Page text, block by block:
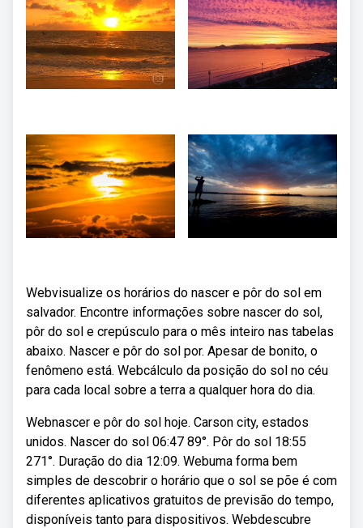
Webvisualize os horários do nascer e pôr do sol em
salvador. Encontre informações sobre nascer do sol,
pôr do sol e crepúsculo para o mês inteiro nas tabelas
abaixo. Nascer e pôr do sol por. Apesar de bonito, o
fenômeno está. Webcálculo da posição do sol no céu
para cada local sobre a terra a qualquer hora do dia.
Webnascer e pôr do sol hoje. Carson city, estados
unidos. Nascer do sol 06:47 89°. Pôr do sol 18:55
271°. Duração do dia 12:09. Webuma forma bem
simples de descobrir o horário que o sol se põe é com
diferentes aplicativos gratuitos de previsão do tempo,
disponíveis tanto para dispositivos. Webdescubre